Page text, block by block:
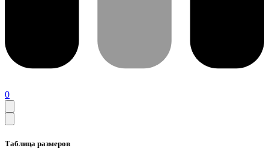
0
Таблица размеров